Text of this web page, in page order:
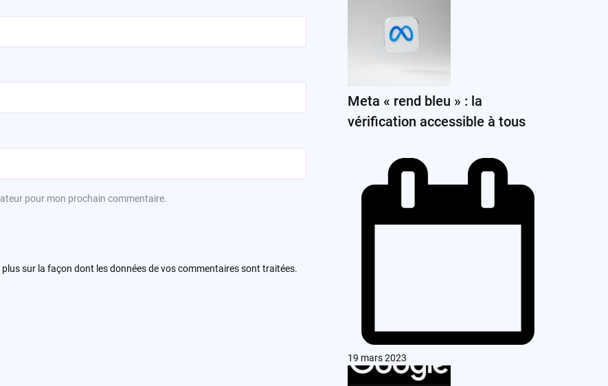
pour mon prochain commentaire.
plus sur la façon dont les données de vos commentaires sont traitées.
Meta « rend bleu » : la
vérification accessible à tous
19 mars 2023